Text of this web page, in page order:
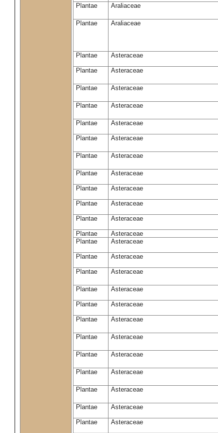
Plantae Araliaceae
Plantae Araliaceae
Plantae Asteraceae
Plantae Asteraceae
Plantae Asteraceae
Plantae Asteraceae
Plantae Asteraceae
Plantae Asteraceae
Plantae Asteraceae
Plantae Asteraceae
Plantae Asteraceae
Plantae Asteraceae
Plantae Asteraceae
Plantae
Asteraceae
Plantae
Asteraceae
Plantae Asteraceae
Plantae Asteraceae
Plantae Asteraceae
Plantae Asteraceae
Plantae Asteraceae
Plantae Asteraceae
Plantae Asteraceae
Plantae Asteraceae
Plantae Asteraceae
Plantae Asteraceae
Plantae Asteraceae